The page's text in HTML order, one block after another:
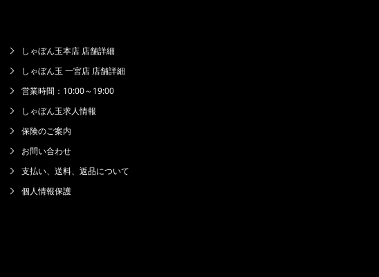
しゃぼん玉本店 店舗詳細
しゃぼん玉 一宮店 店舗詳細
営業時間：10:00～19:00
しゃぼん玉求人情報
保険のご案内
お問い合わせ
支払い、送料、返品について
個人情報保護